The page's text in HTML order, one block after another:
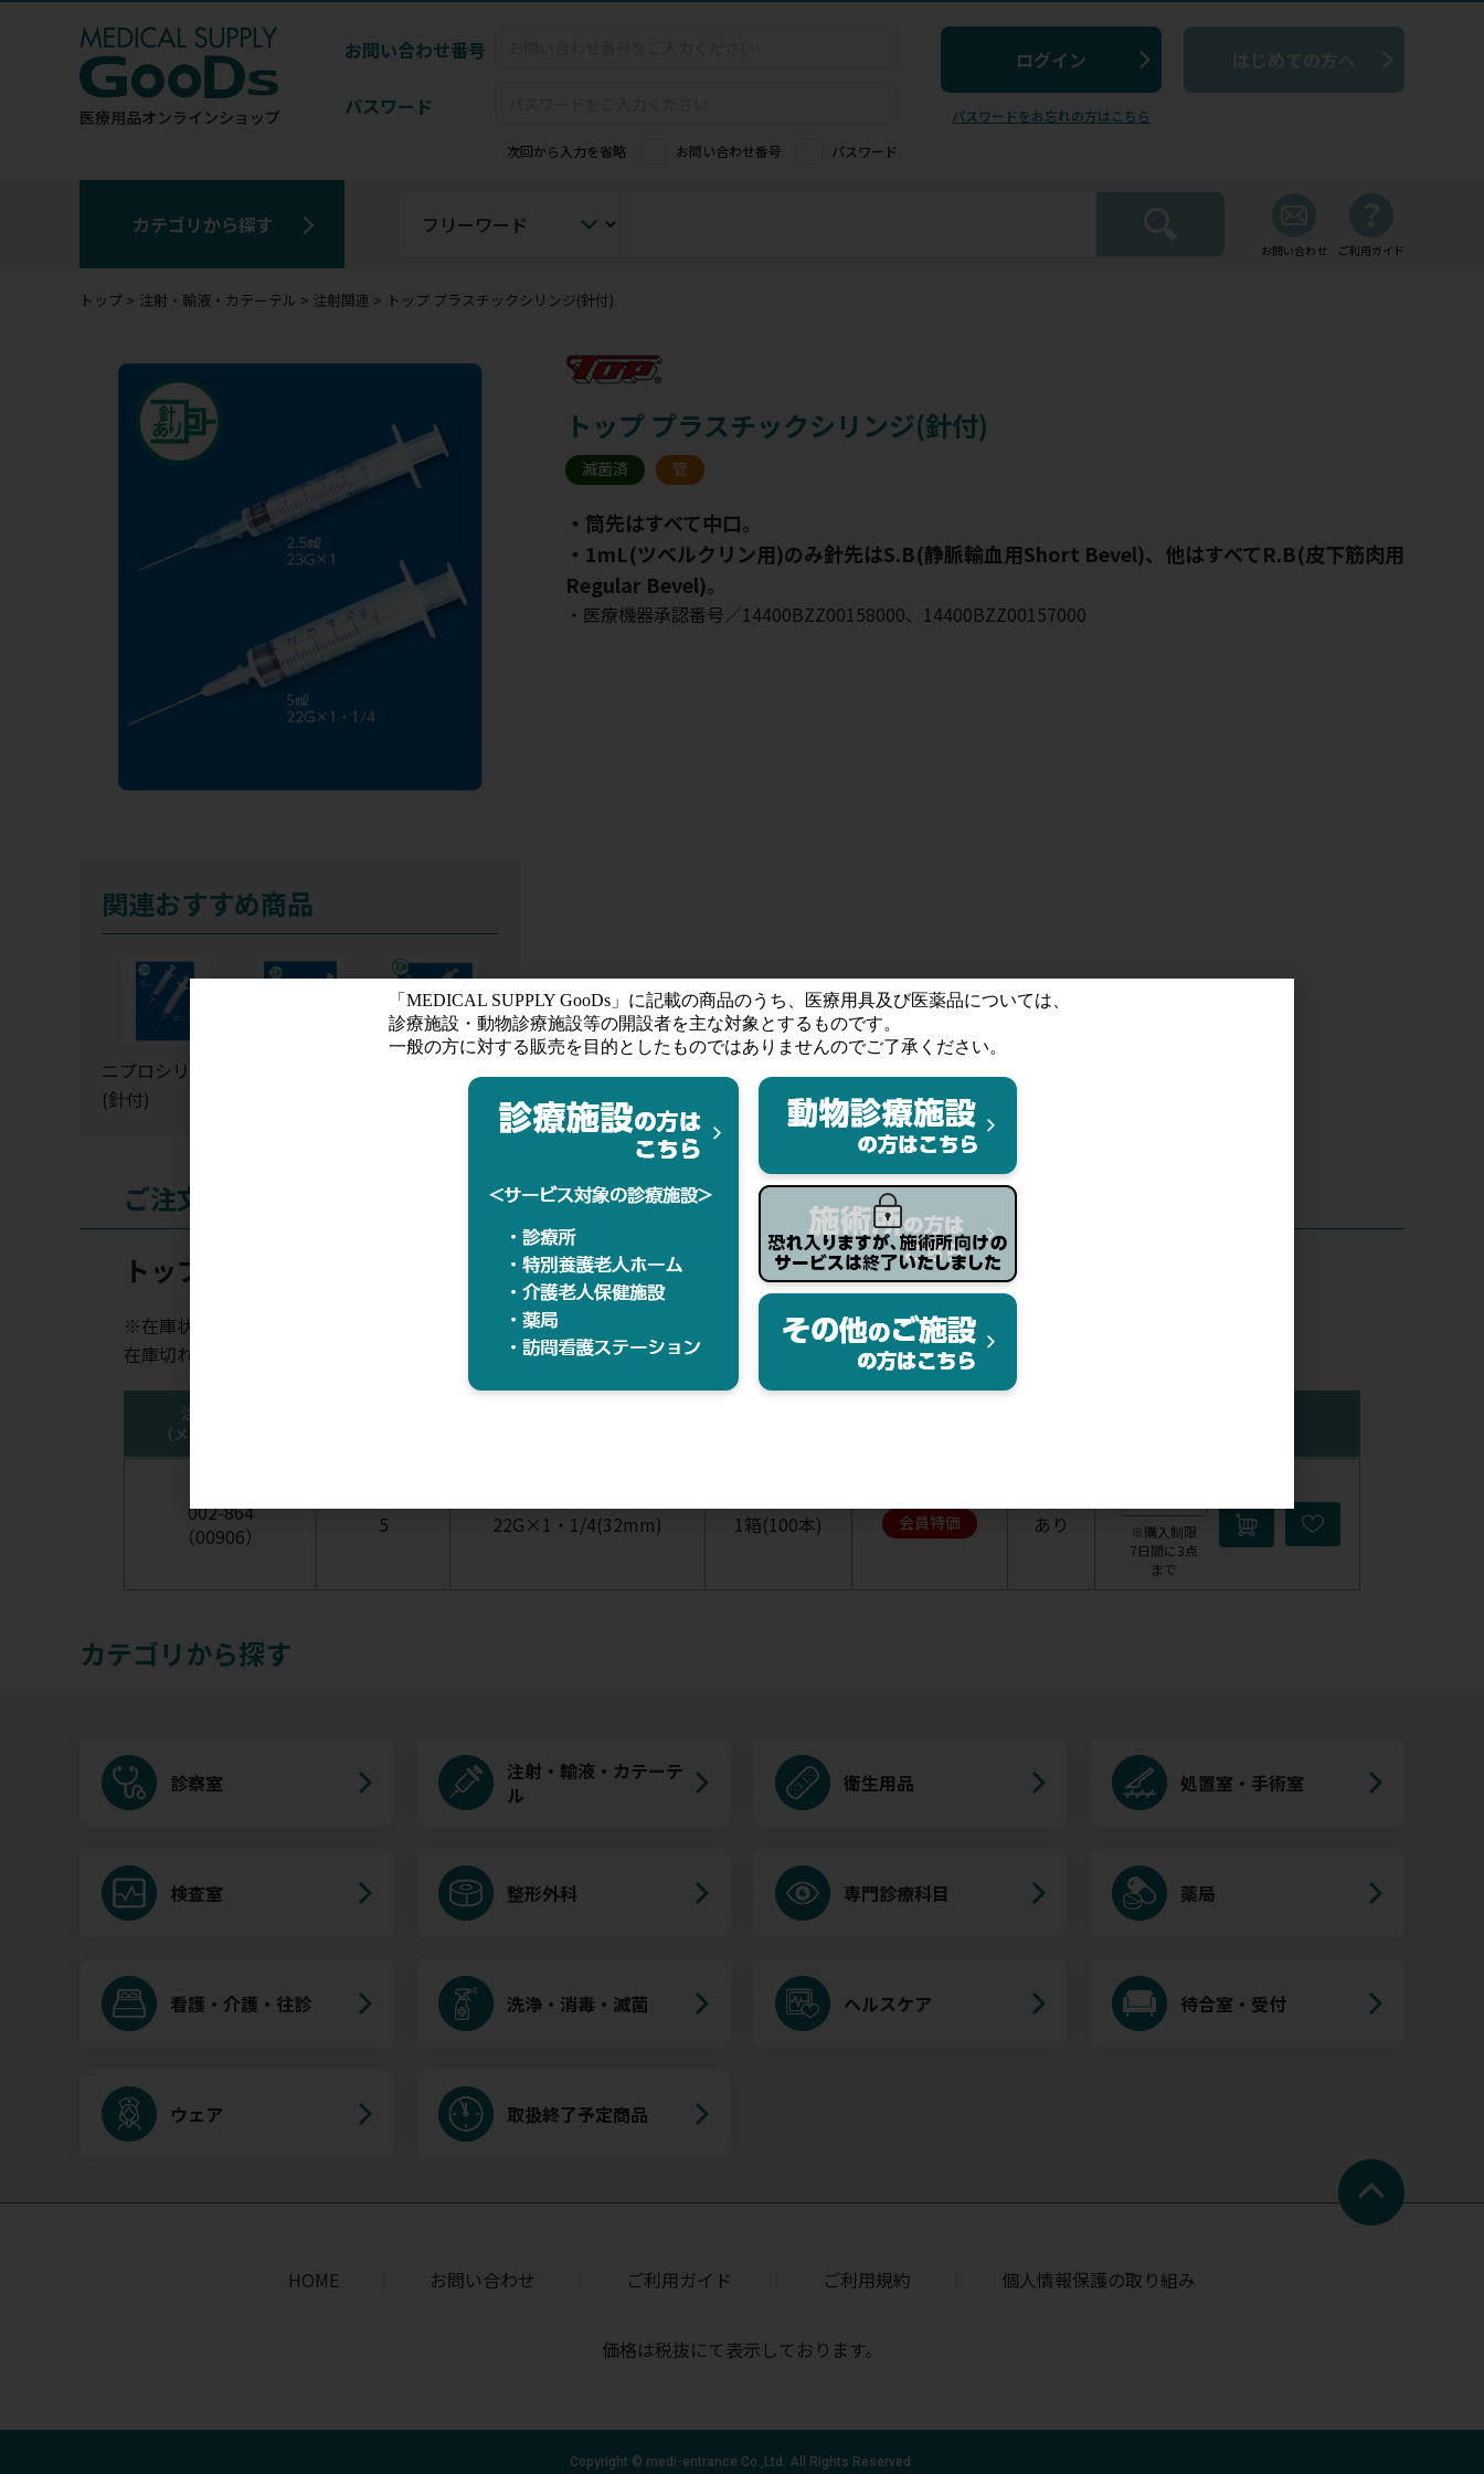
医療用品オンラインショップ
お問い合わせ番号
パスワード
次回から入力を省略 お問い合わせ番号 パスワード
パスワードをお忘れの方はこちら
はじめての方へ
カテゴリから探す
お問い合わせ ご利用ガイド
トップ 注射・輸液・カテーテル 注射関連 トップ プラスチックシリンジ(針付)
関連おすすめ商品
ニプロシリンジ
(針付)
JMSシリンジ
トップ プラスチックシリンジ(針付)
滅菌済 管
・筒先はすべて中口。
・1mL(ツベルクリン用)のみ針先はS.B(静脈輸血用Short Bevel)、他はすべてR.B(皮下筋肉用
Regular Bevel)。
・医療機器承認番号／14400BZZ00158000、14400BZZ00157000
ご注文
トップ プラスチックシリンジ(針付)
※在庫状況表示はあくまでも目安となります。
在庫切れの場合はお時間を頂く場合がございます。ご購入ならびにお気に入りの登録にはログインが必要です。
注文コード
（メーカー品番）
002-864
（00906）
5 22G×1・1/4(32mm) 1箱(100本) 会員特価 あり
※購入制限
7日間に3点
まで
カテゴリから探す
診察室
注射・輸液・カテーテ
ル
衛生用品 処置室・手術室
検査室 整形外科 専門診療科目 薬局
看護・介護・往診 洗浄・消毒・滅菌 ヘルスケア 待合室・受付
ウェア 取扱終了予定商品
HOME お問い合わせ ご利用ガイド ご利用規約 個人情報保護の取り組み
価格は税抜にて表示しております。
Copyright © medi-entrance Co.,Ltd. All Rights Reserved.